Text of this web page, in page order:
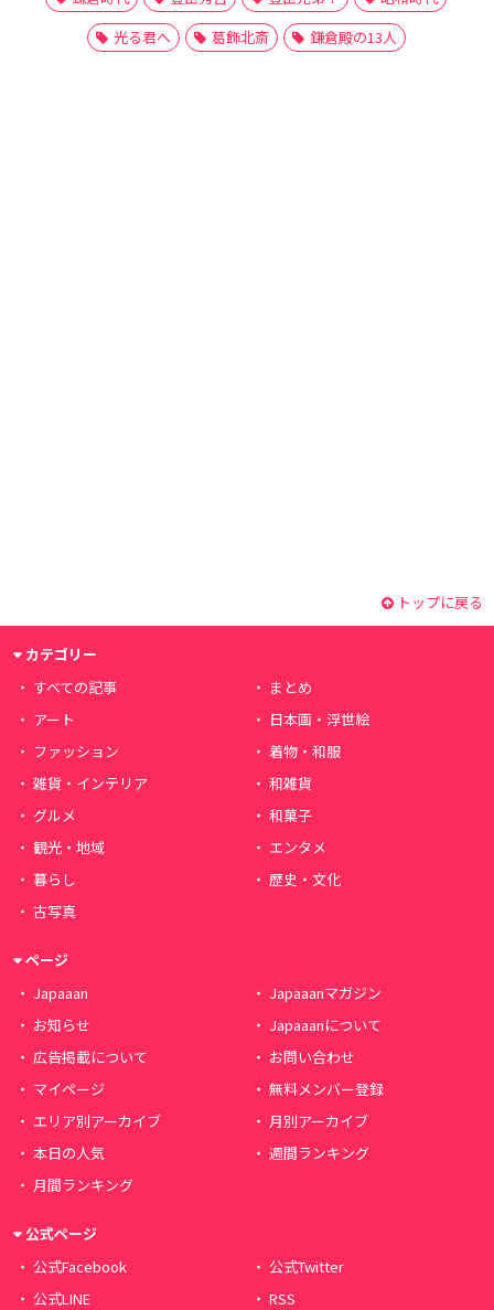
光る君へ
葛飾北斎 鎌倉殿の13人
トップに戻る
カテゴリー
すべての記事
まとめ
アート
日本画・浮世絵
ファッション
着物・和服
雑貨・インテリア
和雑貨
グルメ
和菓子
観光・地域
エンタメ
暮らし
歴史・文化
古写真
ページ
Japaaan
Japaaanマガジン
お知らせ
Japaaanについて
広告掲載について
お問い合わせ
マイページ
無料メンバー登録
エリア別アーカイブ
月別アーカイブ
本日の人気
週間ランキング
月間ランキング
公式ページ
公式Facebook
公式Twitter
公式LINE
RSS